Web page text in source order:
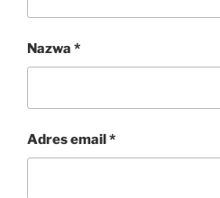
Nazwa *
Adres email*